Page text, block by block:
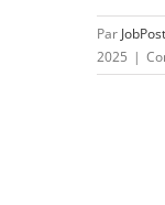
Par
2025 |